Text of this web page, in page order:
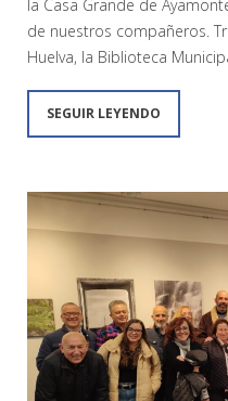
la Casa Grande de
de nuestros compañeros.
Huelva, la Biblioteca
SEGUIR LEYENDO